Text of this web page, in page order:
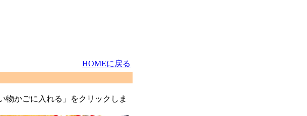
HOMEに戻る
物かごに入れる」をクリックしま